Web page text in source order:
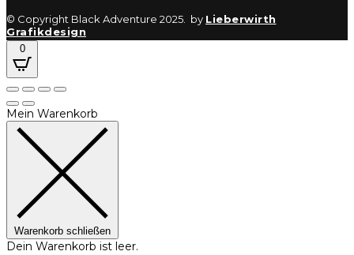
© Copyright Black Adventure 2025. by Lieberwirth
Grafikdesign
0
Mein Warenkorb
Warenkorb schließen
Dein Warenkorb ist leer.